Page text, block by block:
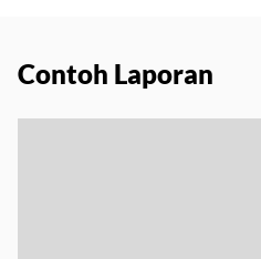
Contoh Laporan